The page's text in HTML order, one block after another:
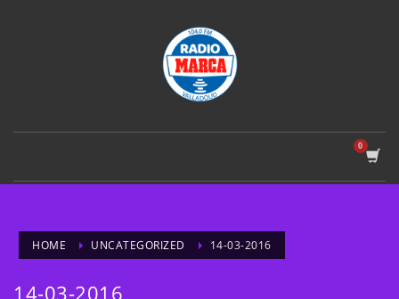
HOME UNCATEGORIZED 14-03-2016
14-03-2016